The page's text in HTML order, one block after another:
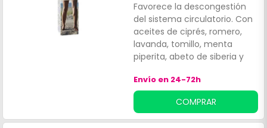
Favorece la descongestión
del sistema circulatorio. Con
aceites de ciprés, romero,
lavanda, tomillo, menta
piperita, abeto de siberia y
girasol.
Envío en 24-72h
COMPRAR